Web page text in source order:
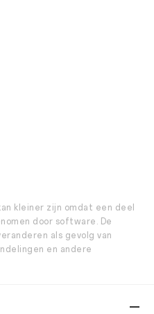
kleiner zijn omdat een deel
door software. De
als gevolg van
en andere